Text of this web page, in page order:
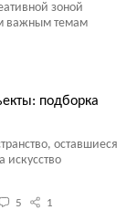
зоной
важным темам
подборка
оставшиеся
искусство
5 1